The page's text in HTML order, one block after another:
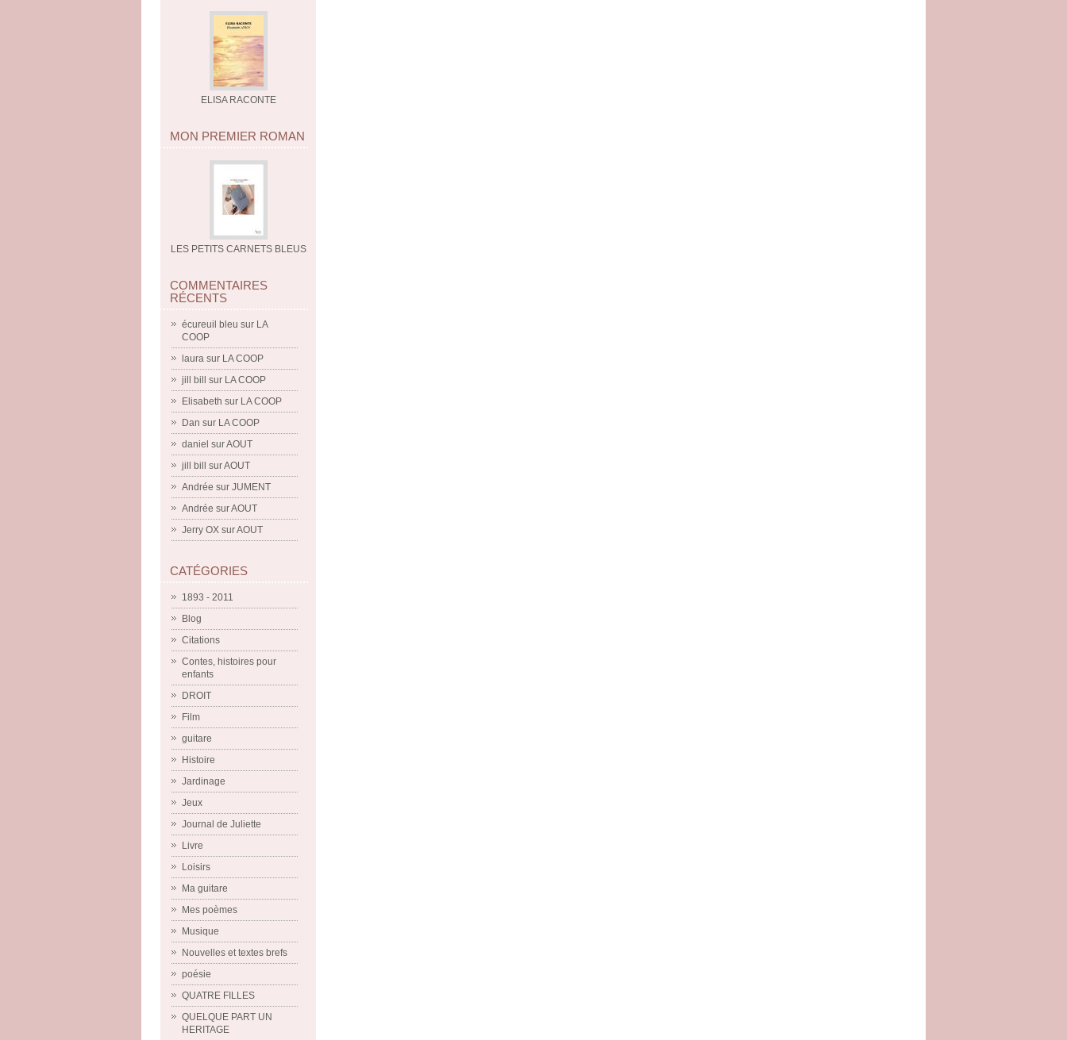
ELISA RACONTE
MON PREMIER ROMAN
LES PETITS CARNETS BLEUS
COMMENTAIRES
RÉCENTS
écureuil bleu sur LA
COOP
laura sur LA COOP
jill bill
sur LA COOP
Elisabeth sur LA COOP
Dan sur LA COOP
daniel surAOUT
jill bill
surAOUT
Andrée sur JUMENT
Andrée surAOUT
Jerry OX surAOUT
CATÉGORIES
1893 - 2011
Blog
Citations
Contes, histoires pour
enfants
DROIT
Film
guitare
Histoire
Jardinage
Jeux
Journal de Juliette
Livre
Loisirs
Ma guitare
Mes poèmes
Musique
Nouvelles et textes brefs
poésie
QUATRE FILLES
QUELQUE PART UN
HERITAGE